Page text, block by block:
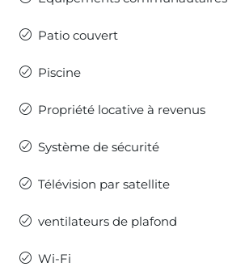
Patio couvert
Piscine
Propriété locative à revenus
Système de sécurité
Télévision par satellite
ventilateurs de plafond
Wi-Fi